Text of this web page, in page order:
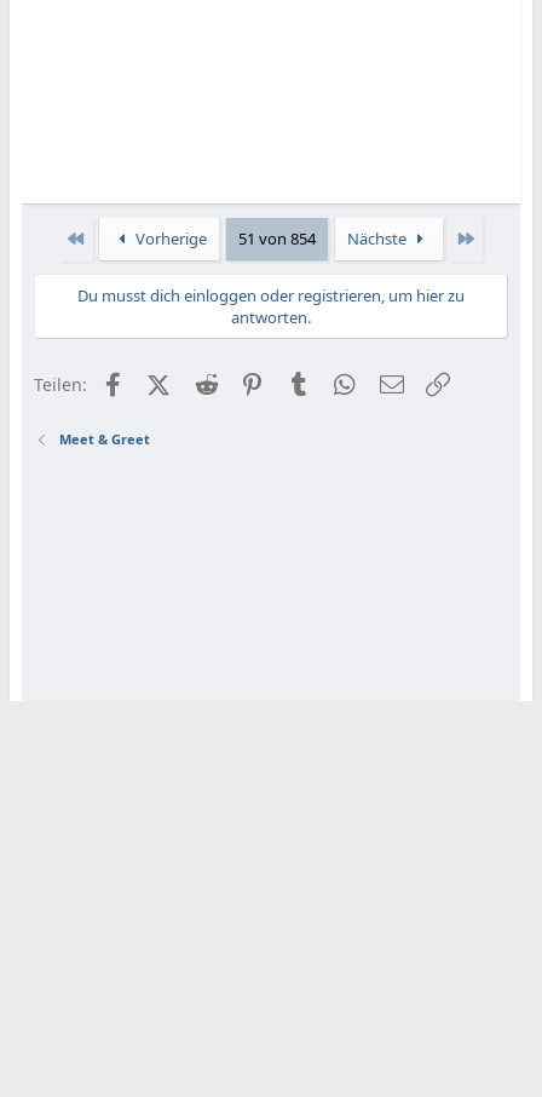
Erste Vorherige 51 von 854 Nächste
Du musst dich einloggen oder registrieren, um hier zu
antworten.
Teilen: FacebookX (Twitter)
Reddit PinterestTumblr WhatsApp
E-Mail
Meet & Greet